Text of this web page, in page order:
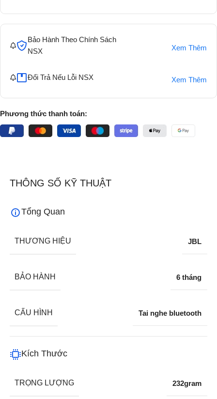
Bảo Hành Theo Chính Sách
NSX
Xem Thêm
Đổi Trả Nếu Lỗi NSX Xem Thêm
Phương thức thanh toán:
THÔNG SỐ KỸ THUẬT
Tổng Quan
THƯƠNG HIỆU JBL
BẢO HÀNH 6 tháng
CẤU HÌNH Tai nghe bluetooth
Kích Thước
TRỌNG LƯỢNG 232gram